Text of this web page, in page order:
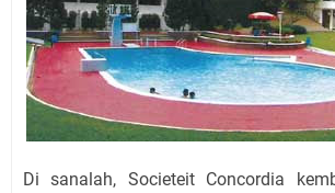
Di sanalah, Societeit Concordia